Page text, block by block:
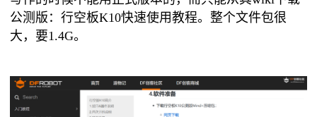
公测版：行空板K10快速使用教程。整个文件包很
大，要1.4G。